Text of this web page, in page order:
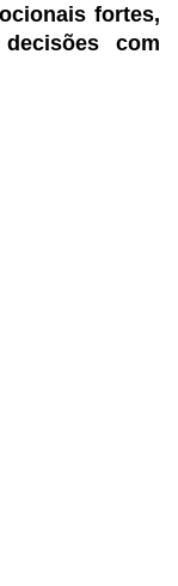
fortes,
com